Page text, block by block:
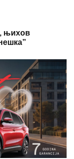
њихов